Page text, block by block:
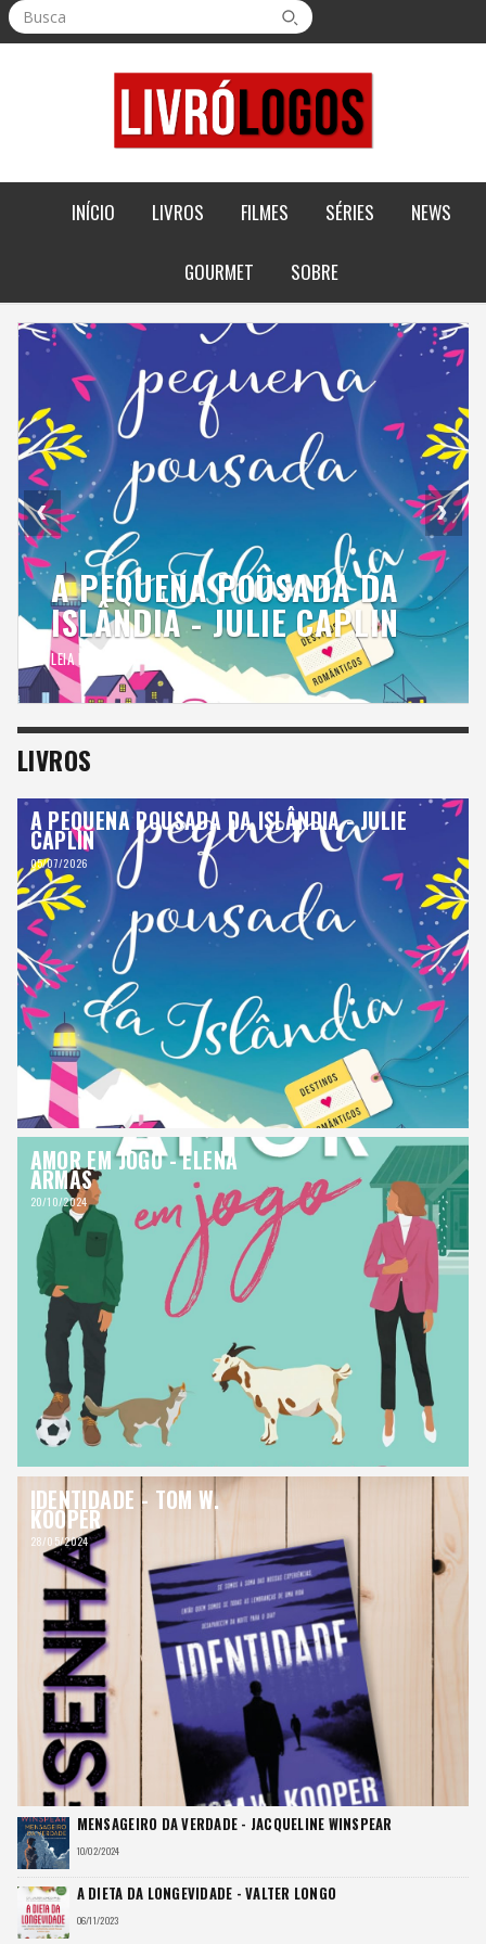
Busca
INÍCIO LIVROS FILMES SÉRIES NEWS
GOURMET SOBRE
‹
A PEQUENA POUSADA DA
ISLÂNDIA - JULIE CAPLIN
LEIA MAIS
›
LIVROS
A PEQUENA POUSADA DA ISLÂNDIA - JULIE
CAPLIN
05/07/2026
AMOR EM JOGO - ELENA
ARMAS
20/10/2024
IDENTIDADE - TOM W.
KOOPER
28/05/2024
MENSAGEIRO DA VERDADE - JACQUELINE WINSPEAR
10/02/2024
A DIETA DA LONGEVIDADE - VALTER LONGO
06/11/2023